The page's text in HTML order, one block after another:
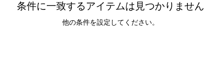
条件に一致するアイテムは見つかりません
他の条件を設定してください。